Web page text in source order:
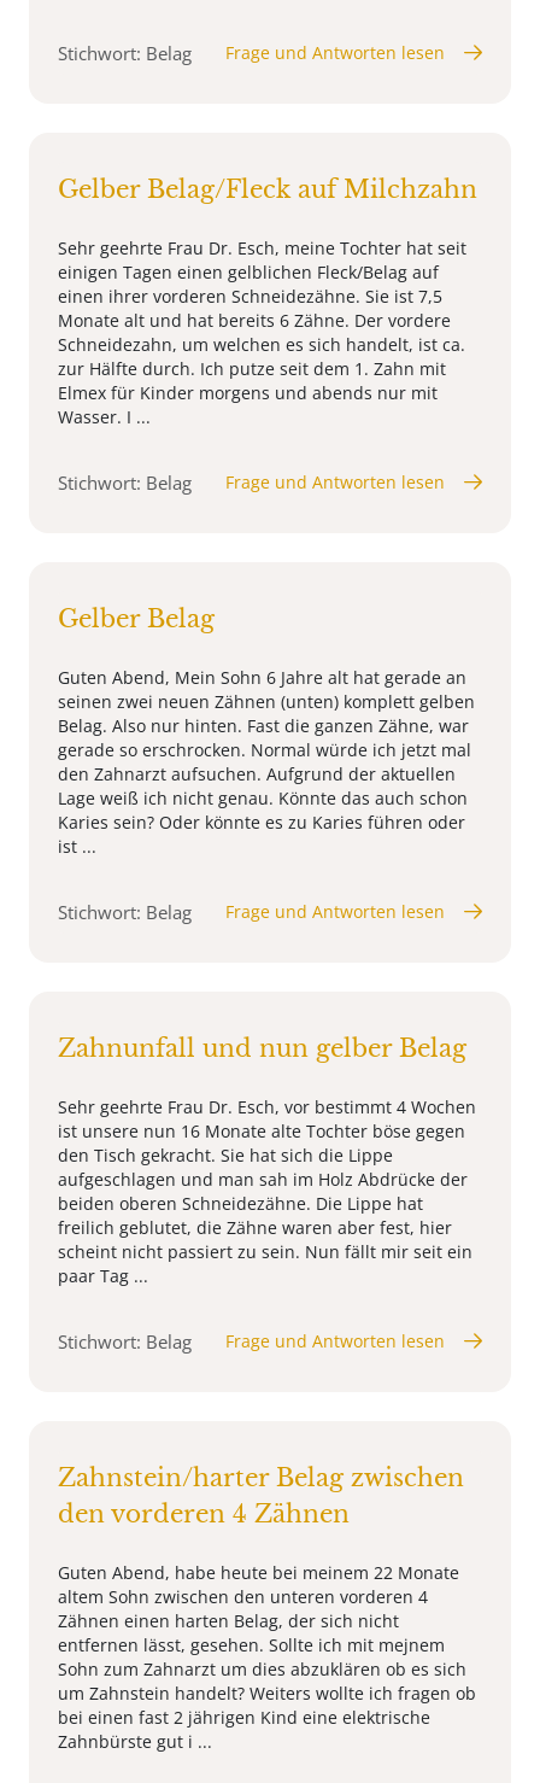
Stichwort: Belag Frage und Antworten lesen
Gelber Belag/Fleck auf Milchzahn
Sehr geehrte Frau Dr. Esch, meine Tochter hat seit
einigen Tagen einen gelblichen Fleck/Belag auf
einen ihrer vorderen Schneidezähne. Sie ist 7,5
Monate alt und hat bereits 6 Zähne. Der vordere
Schneidezahn, um welchen es sich handelt, ist ca.
zur Hälfte durch. Ich putze seit dem 1. Zahn mit
Elmex für Kinder morgens und abends nur mit
Wasser. I ...
Stichwort: Belag Frage und Antworten lesen
Gelber Belag
Guten Abend, Mein Sohn 6 Jahre alt hat gerade an
seinen zwei neuen Zähnen (unten) komplett gelben
Belag. Also nur hinten. Fast die ganzen Zähne, war
gerade so erschrocken. Normal würde ich jetzt mal
den Zahnarzt aufsuchen. Aufgrund der aktuellen
Lage weiß ich nicht genau. Könnte das auch schon
Karies sein? Oder könnte es zu Karies führen oder
ist ...
Stichwort: Belag Frage und Antworten lesen
Zahnunfall und nun gelber Belag
Sehr geehrte Frau Dr. Esch, vor bestimmt 4 Wochen
ist unsere nun 16 Monate alte Tochter böse gegen
den Tisch gekracht. Sie hat sich die Lippe
aufgeschlagen und man sah im Holz Abdrücke der
beiden oberen Schneidezähne. Die Lippe hat
freilich geblutet, die Zähne waren aber fest, hier
scheint nicht passiert zu sein. Nun fällt mir seit ein
paar Tag ...
Stichwort: Belag Frage und Antworten lesen
Zahnstein/harter Belag zwischen
den vorderen 4 Zähnen
Guten Abend, habe heute bei meinem 22 Monate
altem Sohn zwischen den unteren vorderen 4
Zähnen einen harten Belag, der sich nicht
entfernen lässt, gesehen. Sollte ich mit mejnem
Sohn zum Zahnarzt um dies abzuklären ob es sich
um Zahnstein handelt? Weiters wollte ich fragen ob
bei einen fast 2 jährigen Kind eine elektrische
Zahnbürste gut i ...